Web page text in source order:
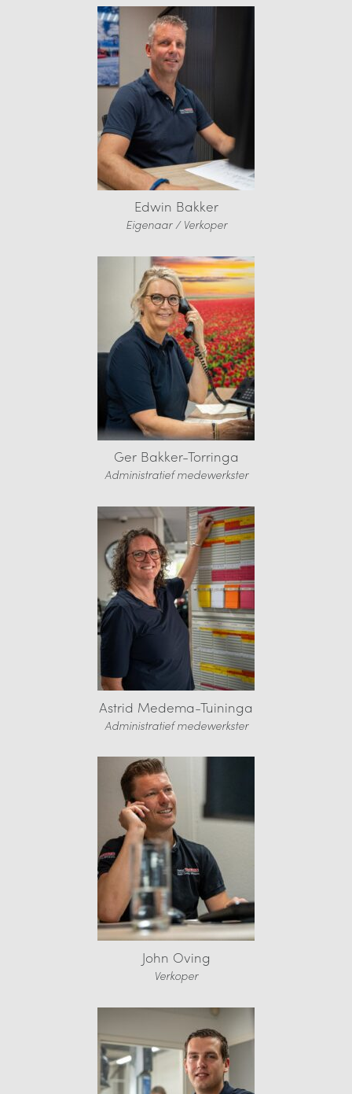
Edwin Bakker
Eigenaar / Verkoper
Ger Bakker-Torringa
Administratief medewerkster
Astrid Medema-Tuininga
Administratief medewerkster
John Oving
Verkoper